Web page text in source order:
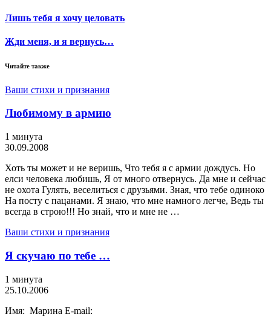
Лишь тебя я хочу целовать
Жди меня, и я вернусь…
Читайте также
Ваши стихи и признания
Любимому в армию
1 минута
30.09.2008
Хоть ты может и не веришь, Что тебя я с армии дождусь. Но
елси человека любишь, Я от много отвернусь. Да мне и сейчас
не охота Гулять, веселиться с друзьями. Зная, что тебе одиноко
На посту с пацанами. Я знаю, что мне намного легче, Ведь ты
всегда в строю!!! Но знай, что и мне не …
Ваши стихи и признания
Я скучаю по тебе …
1 минута
25.10.2006
Имя: Марина E-mail: